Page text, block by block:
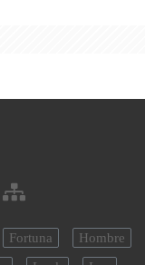
Fortuna
Hombre